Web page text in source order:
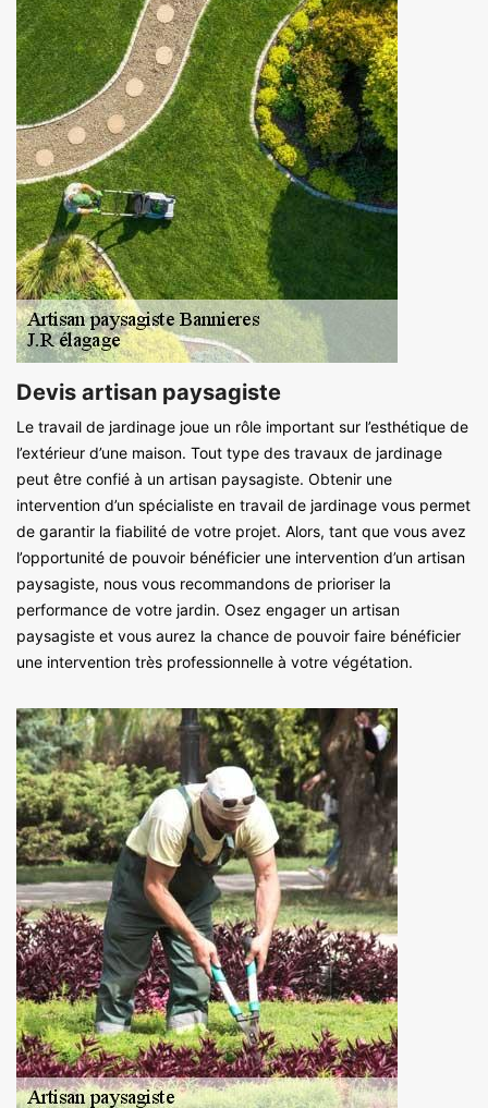
Devis artisan paysagiste
Le travail de jardinage joue un rôle important sur l’esthétique de
l’extérieur d’une maison. Tout type des travaux de jardinage
peut être confié à un artisan paysagiste. Obtenir une
intervention d’un spécialiste en travail de jardinage vous permet
de garantir la fiabilité de votre projet. Alors, tant que vous avez
l’opportunité de pouvoir bénéficier une intervention d’un artisan
paysagiste, nous vous recommandons de prioriser la
performance de votre jardin. Osez engager un artisan
paysagiste et vous aurez la chance de pouvoir faire bénéficier
une intervention très professionnelle à votre végétation.